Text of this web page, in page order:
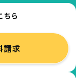
ちら
請求